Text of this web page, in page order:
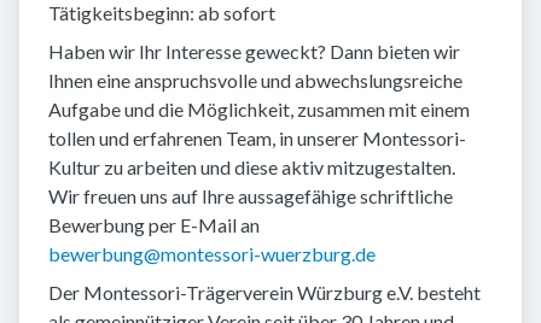
Tätigkeitsbeginn: ab sofort
Haben wir Ihr Interesse geweckt? Dann bieten wir
Ihnen eine anspruchsvolle und abwechslungsreiche
Aufgabe und die Möglichkeit, zusammen mit einem
tollen und erfahrenen Team, in unserer Montessori-
Kultur zu arbeiten und diese aktiv mitzugestalten.
Wir freuen uns auf Ihre aussagefähige schriftliche
Bewerbung per E-Mail an
bewerbung@montessori-wuerzburg.de
Der Montessori-Trägerverein Würzburg e.V. besteht